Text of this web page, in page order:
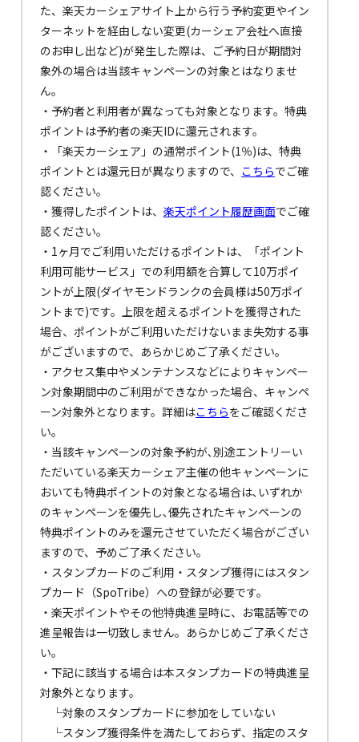
た、楽天カーシェアサイト上から行う予約変更やイン
ターネットを経由しない変更(カーシェア会社へ直接
のお申し出など)が発生した際は、ご予約日が期間対
象外の場合は当該キャンペーンの対象とはなりませ
ん。
・予約者と利用者が異なっても対象となります。特典
ポイントは予約者の楽天IDに還元されます。
・「楽天カーシェア」の通常ポイント(1％)は、特典
ポイントとは還元日が異なりますので、 こちらでご確
認ください。
・獲得したポイントは、 楽天ポイント履歴画面でご確
認ください。
・1ヶ月でご利用いただけるポイントは、「ポイント
利用可能サービス」での利用額を合算して10万ポイ
ントが上限(ダイヤモンドランクの会員様は50万ポイ
ントまで)です。上限を超えるポイントを獲得された
場合、ポイントがご利用いただけないまま失効する事
がございますので、あらかじめご了承ください。
・アクセス集中やメンテナンスなどによりキャンペー
ン対象期間中のご利用ができなかった場合、キャンペ
ーン対象外となります。詳細はこちらをご確認くださ
い。
・当該キャンペーンの対象予約が､別途エントリーい
ただいている楽天カーシェア主催の他キャンペーンに
おいても特典ポイントの対象となる場合は､いずれか
のキャンペーンを優先し､優先されたキャンペーンの
特典ポイントのみを還元させていただく場合がござい
ますので、予めご了承ください｡
・スタンプカードのご利用・スタンプ獲得にはスタン
プカード（SpoTribe）への登録が必要です。
・楽天ポイントやその他特典進呈時に、お電話等での
進呈報告は一切致しません。あらかじめご了承くださ
い。
・下記に該当する場合は本スタンプカードの特典進呈
対象外となります。
└対象のスタンプカードに参加をしていない
└スタンプ獲得条件を満たしておらず、指定のスタ